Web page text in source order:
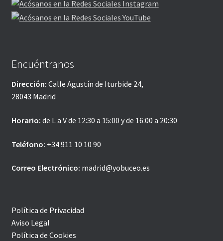
Encuéntranos
Dirección: Calle Agustín de Iturbide 24,
28043 Madrid
Horario: de L a V de 12:30 a 15:00 y de 16:00 a 20:30
Teléfono: +34 911 10 10 90
Correo Electrónico: madrid@yobuceo.es
Política de Privacidad
Aviso Legal
Política de Cookies